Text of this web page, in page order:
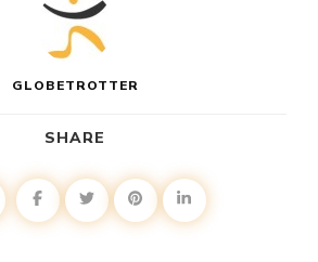
GLOBETROTTER
SHARE